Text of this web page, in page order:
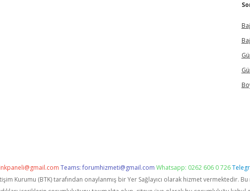
Teams:forumhizmeti@gmail.com Whatsapp: 0262 606 0 726
Kurumu (BTK) tarafından onaylanmış bir Yer Sağlayıcı olarak hizmet